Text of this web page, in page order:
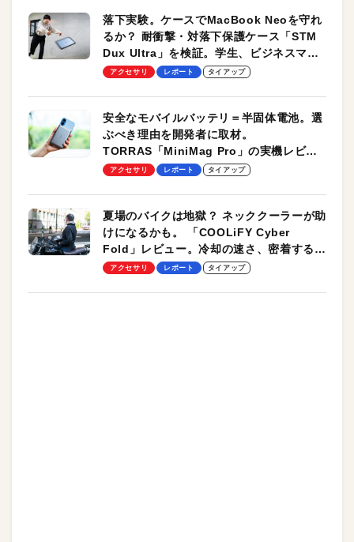
落下実験。ケースでMacBook Neoを守れ
るか？ 耐衝撃・対落下保護ケース「STM
Dux Ultra」を検証。学生、ビジネスマン
のモバイルユースに最適！
アクセサリ レポート タイアップ
安全なモバイルバッテリ＝半固体電池。選
ぶべき理由を開発者に取材。
TORRAS「MiniMag Pro」の実機レビュ
ーも
アクセサリ レポート タイアップ
夏場のバイクは地獄？ ネッククーラーが助
けになるかも。 「COOLiFY Cyber
Fold」レビュー。冷却の速さ、密着する冷
却プレート、シンプルな操作性がグッド！
アクセサリ レポート タイアップ